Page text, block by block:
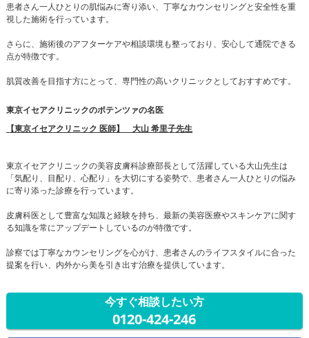
患者さん一人ひとりの肌悩みに寄り添い、丁寧なカウンセリングと安全性を重
視した施術を行っています。
さらに、施術後のアフターケアや相談環境も整っており、安心して通院できる
点が特徴です。
肌質改善を目指す方にとって、専門性の高いクリニックとしておすすめです。
東京イセアクリニックのポテンツァの名医
【東京イセアクリニック 医師】 大山 希里子先生
東京イセアクリニックの美容皮膚科診療部長として活躍している大山先生は
「気配り、目配り、心配り」を大切にする姿勢で、患者さん一人ひとりの悩み
に寄り添った診療を行っています。
皮膚科医として豊富な知識と経験を持ち、最新の美容医療やスキンケアに関す
る知識を常にアップデートしているのが特徴です。
診察では丁寧なカウンセリングを心がけ、患者さんのライフスタイルに合った
提案を行い、内外から美を引き出す治療を提供しています。
今すぐ相談したい方
0120-424-246